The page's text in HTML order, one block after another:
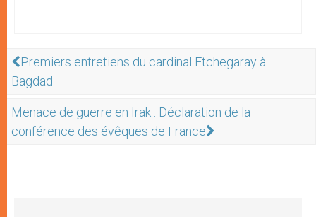
Premiers entretiens du cardinal Etchegaray à
Bagdad
Menace de guerre en Irak : Déclaration de la
conférence des évêques de France